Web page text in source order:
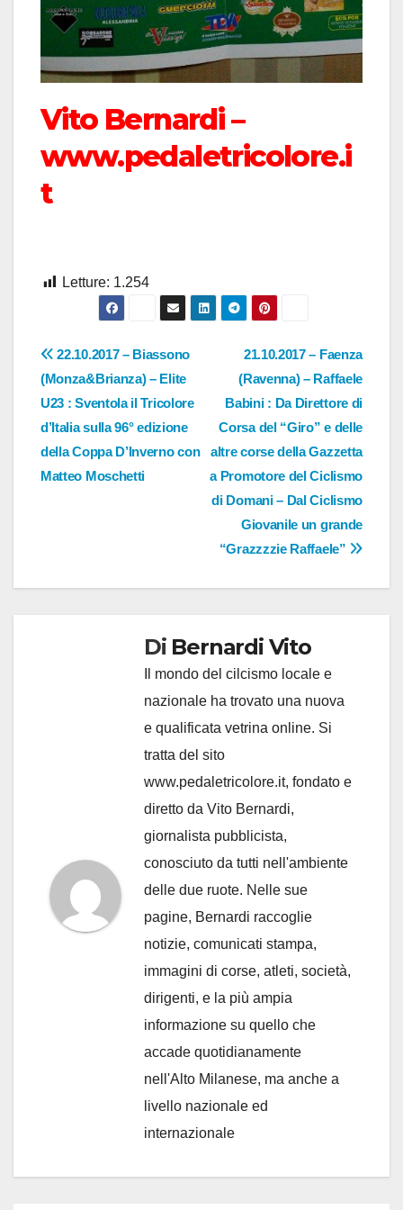
Vito Bernardi –
www.pedaletricolore.i
t
Letture: 1.254
Navigazione
articoli
21.10.2017 – Faenza
(Ravenna) – Raffaele
Babini : Da Direttore di
Corsa del “Giro” e delle
altre corse della Gazzetta
a Promotore del Ciclismo
di Domani – Dal Ciclismo
Giovanile un grande
“Grazzzzie Raffaele”
22.10.2017 – Biassono
(Monza&Brianza) – Elite
U23 : Sventola il Tricolore
d’Italia sulla 96° edizione
della Coppa D’Inverno con
Matteo Moschetti
Di Bernardi Vito
Il mondo del cilcismo locale e
nazionale ha trovato una nuova
e qualificata vetrina online. Si
tratta del sito
www.pedaletricolore.it, fondato e
diretto da Vito Bernardi,
giornalista pubblicista,
conosciuto da tutti nell'ambiente
delle due ruote. Nelle sue
pagine, Bernardi raccoglie
notizie, comunicati stampa,
immagini di corse, atleti, società,
dirigenti, e la più ampia
informazione su quello che
accade quotidianamente
nell'Alto Milanese, ma anche a
livello nazionale ed
internazionale